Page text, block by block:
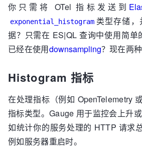
你只需将 OTel 指标发送到
exponential_histogram 类型存储
据？只需在 ES|QL 查询中使用简单
已经在使用downsampling？现在两
Histogram 指标
在处理指标（例如 OpenTelemetry
指标类型。Gauge 用于监控会上升
如统计你的服务处理的 HTTP 请求
例如服务器重启时。